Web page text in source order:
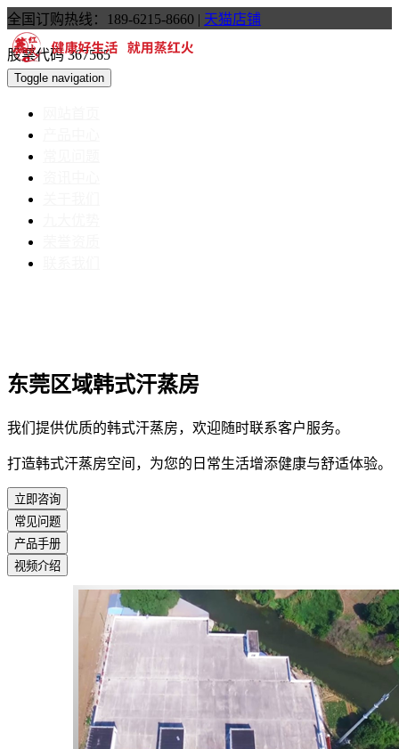
全国订购热线：189-6215-8660 | 天猫店铺
股票代码 367565
Toggle navigation
东莞区域韩式汗蒸房
我们提供优质的韩式汗蒸房，欢迎随时联系客户服务。
打造韩式汗蒸房空间，为您的日常生活增添健康与舒适体验。
立即咨询
常见问题
产品手册
视频介绍